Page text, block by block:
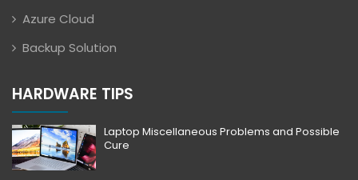
Azure Cloud
Backup Solution
HARDWARE TIPS
Laptop Miscellaneous Problems and Possible
Cure